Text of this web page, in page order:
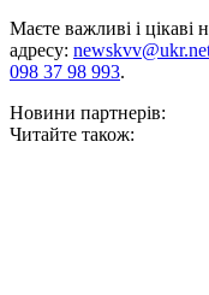
Маєте важливі і
адресу:
098 37 98 993.
Новини партнерів:
Читайте також: